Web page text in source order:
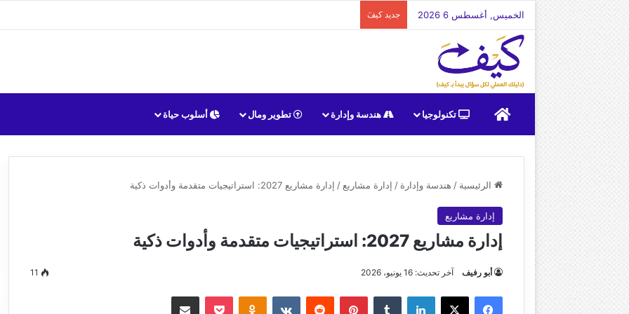
الخميس, أغسطس 6 2026 جديد كيفَ
الرئيسية تكنولوجيا هندسة وإدارة تطوير ومال أسلوب حياة
الرئيسية / هندسة وإدارة / إدارة مشاريع / إدارة مشاريع 2027: استراتيجيات متقدمة وأدوات ذكية
إدارة مشاريع
إدارة مشاريع 2027: استراتيجيات متقدمة وأدوات ذكية
أبو رفيف آخر تحديث: 16 يونيو، 2026 11
فيسبوك ‫X لينكدإن ‏Tumblr بينتيريست
‏Reddit
‏VKontakte
Odnoklassniki
‫Pocket مشاركة عبر البريد